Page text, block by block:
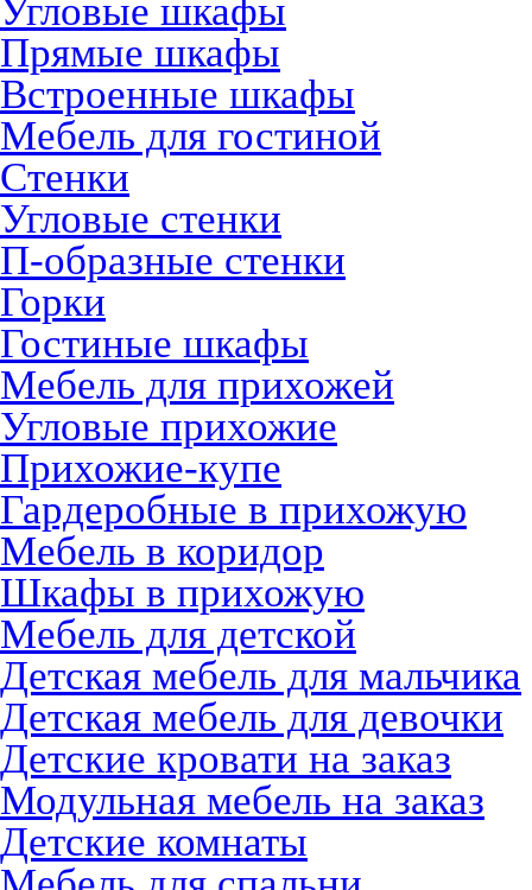
Угловые шкафы
Прямые шкафы
Встроенные шкафы
Мебель для гостиной
Стенки
Угловые стенки
П-образные стенки
Горки
Гостиные шкафы
Мебель для прихожей
Угловые прихожие
Прихожие-купе
Гардеробные в прихожую
Мебель в коридор
Шкафы в прихожую
Мебель для детской
Детская мебель для мальчика
Детская мебель для девочки
Детские кровати на заказ
Модульная мебель на заказ
Детские комнаты